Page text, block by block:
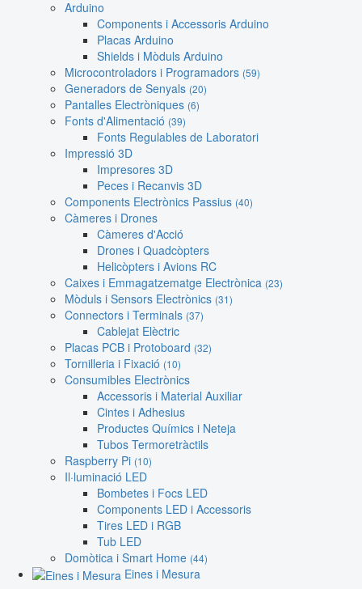
Arduino
Components i Accessoris Arduino
Placas Arduino
Shields i Mòduls Arduino
Microcontroladors i Programadors (59)
Generadors de Senyals (20)
Pantalles Electròniques (6)
Fonts d'Alimentació (39)
Fonts Regulables de Laboratori
Impressió 3D
Impresores 3D
Peces i Recanvis 3D
Components Electrònics Passius (40)
Càmeres i Drones
Càmeres d'Acció
Drones i Quadcòpters
Helicòpters i Avions RC
Caixes i Emmagatzematge Electrònica (23)
Mòduls i Sensors Electrònics (31)
Connectors i Terminals (37)
Cablejat Elèctric
Placas PCB i Protoboard (32)
Tornilleria i Fixació (10)
Consumibles Electrònics
Accessoris i Material Auxiliar
Cintes i Adhesius
Productes Químics i Neteja
Tubos Termoretràctils
Raspberry Pi (10)
Il·luminació LED
Bombetes i Focs LED
Components LED i Accessoris
Tires LED i RGB
Tub LED
Domòtica i Smart Home (44)
Eines i Mesura